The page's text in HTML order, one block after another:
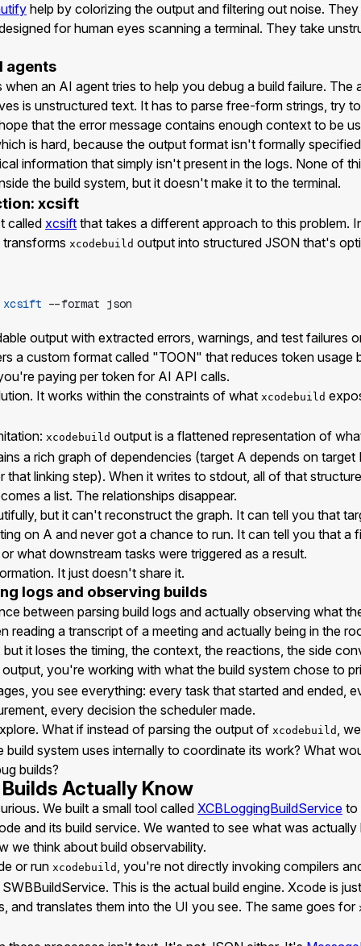
help by colorizing the output and filtering out noise.
for human eyes scanning a terminal. They take
agents
an AI agent tries to help you debug a build failure. The
is unstructured text. It has to parse free-form strings, try
that the error message contains enough context to be
is hard, because the output format isn't formally
information that simply isn't present in the logs. None of
the build system, but it doesn't make it to the terminal.
xcsift
called xcsift that takes a different approach to this problem.
xcodebuild output into structured JSON that's
xcsift --format json
output with extracted errors, warnings, and test failures
a custom format called "TOON" that reduces token
paying per token for AI API calls.
It works within the constraints of what xcodebuild
xcodebuild output is a flattened representation of
a rich graph of dependencies (target A depends on target
linking step). When it writes to stdout, all of that
a list. The relationships disappear.
but it can't reconstruct the graph. It can tell you that
on A and never got a chance to run. It can tell you that a
what downstream tasks were triggered as a result.
It just doesn't share it.
logs and observing builds
between parsing build logs and actually observing what
reading a transcript of a meeting and actually being in the
it loses the timing, the context, the reactions, the side
output, you're working with what the build system chose to
you see everything: every task that started and ended,
every decision the scheduler made.
What if instead of parsing the output of xcodebuild ,
build system uses internally to coordinate its work? What
builds?
Actually Know
We built a small tool called XCBLoggingBuildService to
and its build service. We wanted to see what was
we think about build observability.
or run xcodebuild , you're not directly invoking compilers
This is the actual build engine. Xcode is
and translates them into the UI you see. The same goes for